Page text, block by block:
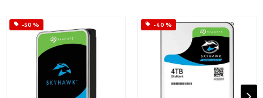
-50 % -40 %